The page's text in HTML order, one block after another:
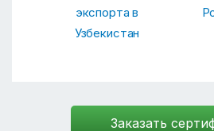
экспорта в
Узбекистан